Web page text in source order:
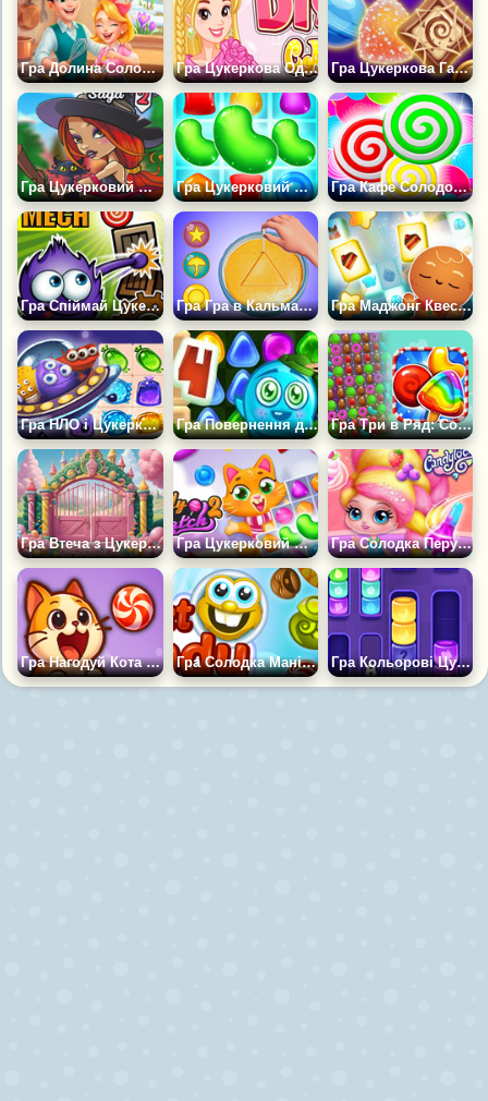
Гра Долина Солодощів Гра Цукеркова Одевалка Гра Цукеркова Галактика
Гра Цукерковий Матч: Сага 2 Гра Цукерковий Матч 1 Гра Кафе Солодощів
Гра Спіймай Цукерку: Механіка Гра Гра в Кальмара: Цукерки Дальгона Гра Маджонг Квест: Пригоди в Країні Солодощів
Гра НЛО і Цукеркова Планета Гра Повернення до Країни Цукерок 4: Сад Льодяників Гра Три в Ряд: Солодкий Вибух
Гра Втеча з Цукеркового Будинку Гра Цукерковий Матч 2 Гра Солодка Перукарня Кенділокс
Гра Нагодуй Кота Цукеркою Гра Солодка Манія Цукерок Гра Кольорові Цукерки: Сортувальна Головоломка